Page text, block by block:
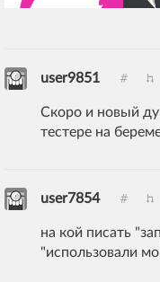
user9851
Скоро и новый
тестере на
user7854
на кой писать
"использовали